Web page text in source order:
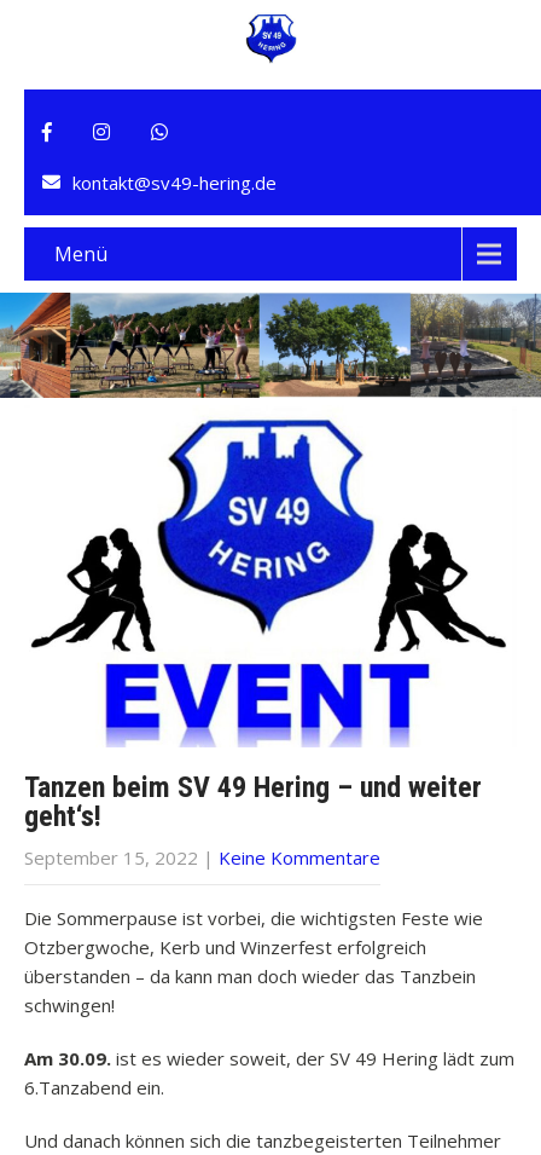
kontakt@sv49-hering.de
Menü
Tanzen beim SV 49 Hering – und weiter
geht‘s!
September 15, 2022 | Keine Kommentare
Die Sommerpause ist vorbei, die wichtigsten Feste wie
Otzbergwoche, Kerb und Winzerfest erfolgreich
überstanden – da kann man doch wieder das Tanzbein
schwingen!
Am 30.09. ist es wieder soweit, der SV 49 Hering lädt zum
6.Tanzabend ein.
Und danach können sich die tanzbegeisterten Teilnehmer